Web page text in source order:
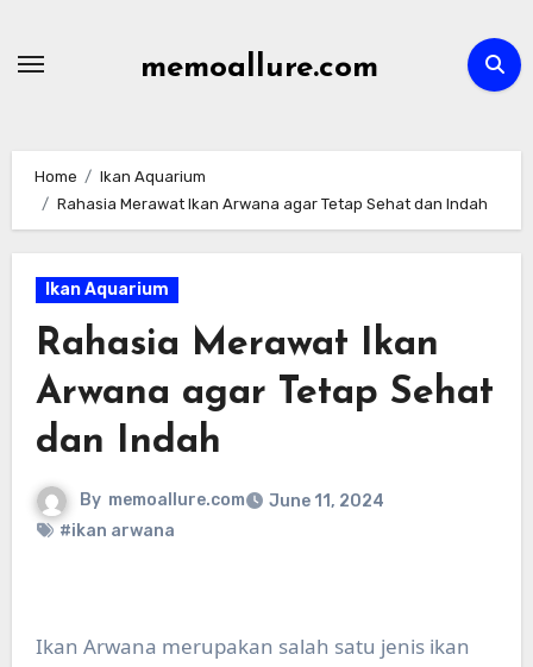
memoallure.com
Home
Ikan Aquarium
Rahasia Merawat Ikan Arwana agar Tetap Sehat dan Indah
Ikan Aquarium
Rahasia Merawat Ikan
Arwana agar Tetap Sehat
dan Indah
By memoallure.com
June 11, 2024
#ikan arwana
Ikan Arwana merupakan salah satu jenis ikan